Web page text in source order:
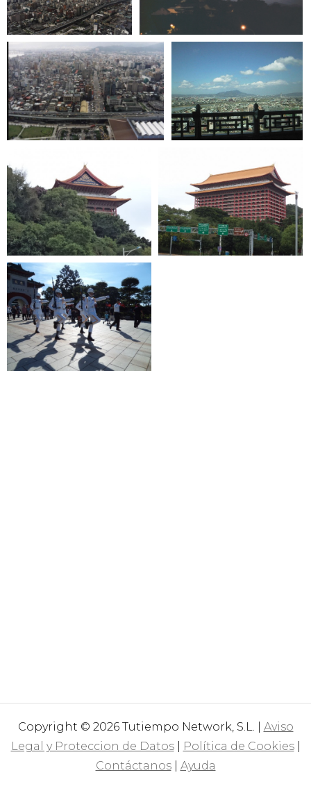
Copyright © 2026 Tutiempo Network, S.L. | Aviso
Legal y Proteccion de Datos| Política de Cookies|
Contáctanos| Ayuda